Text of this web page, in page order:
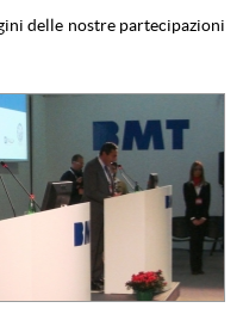
delle nostre partecipazioni